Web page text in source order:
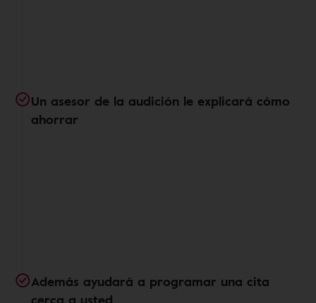
Un asesor de la audición le explicará cómo
ahorrar
Además ayudará a programar una cita